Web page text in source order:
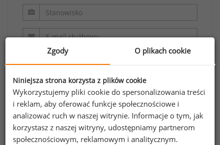
Oświadczam, że zapoznałem/zapoznałam się z
regulaminem.
Zgody O plikach cookie
Niniejsza strona korzysta z plików cookie
Wykorzystujemy pliki cookie do spersonalizowania treści
i reklam, aby oferować funkcje społecznościowe i
analizować ruch w naszej witrynie. Informacje o tym, jak
korzystasz z naszej witryny, udostępniamy partnerom
społecznościowym, reklamowym i analitycznym.